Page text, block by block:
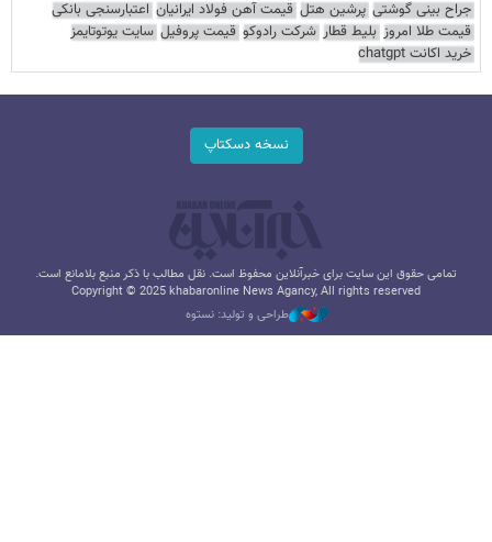
جراح بینی گوشتی پرشین هتل قیمت آهن فولاد ایرانیان اعتبارسنجی بانکی
قیمت طلا امروز بلیط قطار شرکت رادوکو قیمت پروفیل سایت یوتوتایمز
خرید اکانت chatgpt
نسخه دسکتاپ
تمامی حقوق این سایت برای خبرآنلاین محفوظ است. نقل مطالب با ذکر منبع بلامانع است.
Copyright © 2025 khabaronline News Agancy, All rights reserved
طراحی و تولید: نستوه